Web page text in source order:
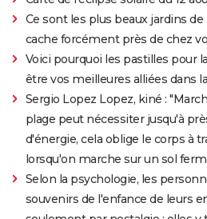
Ce sont les plus beaux jardins
cache forcément près de chez
Voici pourquoi les pastilles pour
être vos meilleures alliées dans
Sergio Lopez Lopez, kiné :
plage peut nécessiter jusqu'à
d'énergie, cela oblige le corps à
lorsqu'on marche sur un sol
Selon la psychologie, les
souvenirs de l'enfance de leurs